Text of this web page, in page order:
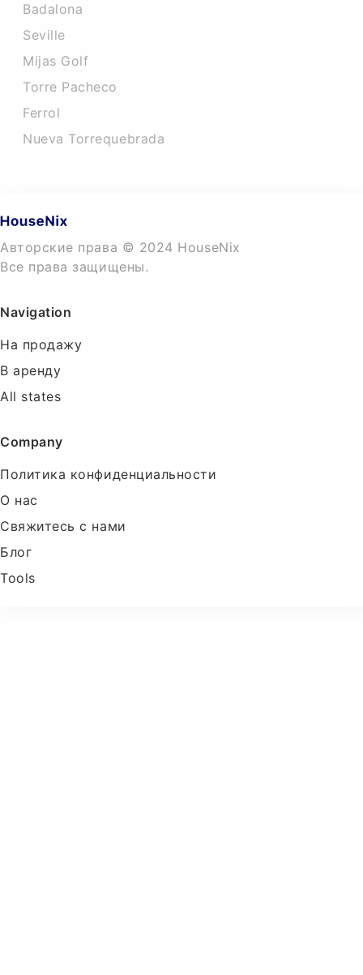
Badalona
Seville
Mijas Golf
Torre Pacheco
Ferrol
Nueva Torrequebrada
Авторские права © 2024 HouseNix
Все права защищены.
Navigation
На продажу
В аренду
All states
Company
Политика конфиденциальности
О нас
Свяжитесь с нами
Блог
Tools